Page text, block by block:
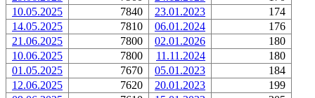
10.05.2025
7840 23.01.2023
174
14.05.2025
7810 06.01.2024
176
21.06.2025
7800 02.01.2026
180
10.06.2025
7800 11.11.2024
180
01.05.2025
7670 05.01.2023
184
12.06.2025
7620 20.01.2023
199